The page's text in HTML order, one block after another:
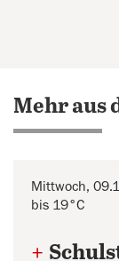
Mehr aus
Mittwoch,
bis 19°C
+